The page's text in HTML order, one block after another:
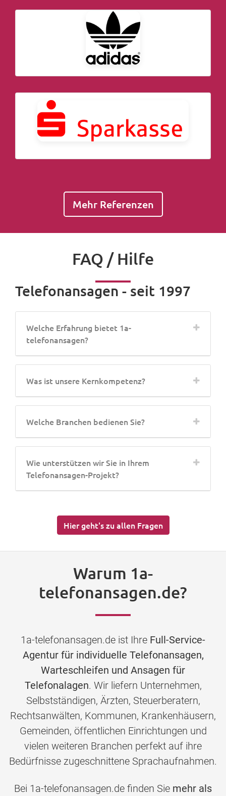
Mehr Referenzen
FAQ / Hilfe
Telefonansagen - seit 1997
Welche Erfahrung bietet 1a-
telefonansagen?
Was ist unsere Kernkompetenz?
Welche Branchen bedienen Sie?
Wie unterstützen wir Sie in Ihrem
Telefonansagen-Projekt?
Hier geht's zu allen Fragen
Warum 1a-
telefonansagen.de?
1a-telefonansagen.de ist Ihre Full-Service-
Agentur für individuelle Telefonansagen,
Warteschleifen und Ansagen für
Telefonalagen. Wir liefern Unternehmen,
Selbstständigen, Ärzten, Steuerberatern,
Rechtsanwälten, Kommunen, Krankenhäusern,
Gemeinden, öffentlichen Einrichtungen und
vielen weiteren Branchen perfekt auf ihre
Bedürfnisse zugeschnittene Sprachaufnahmen.
Bei 1a-telefonansagen.de finden Sie mehr als